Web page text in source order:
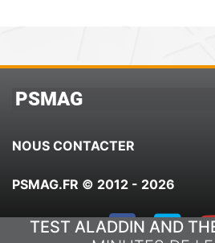
TEST ALADDIN AND
PSMAG
NOUS CONTACTER
PSMAG.FR © 2012 - 2026